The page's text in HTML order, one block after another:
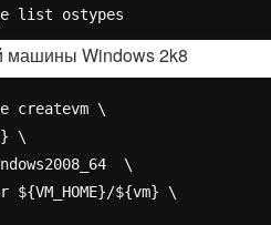
машины Windows 2k8
createvm \
\
\
${vm} \